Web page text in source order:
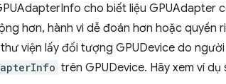
cho biết liệu GPUAdapter
hơn, hành vi dễ đoán hơn hoặc quyền
viện lấy đối tượng GPUDevice do
trên GPUDevice. Hãy xem ví dụ